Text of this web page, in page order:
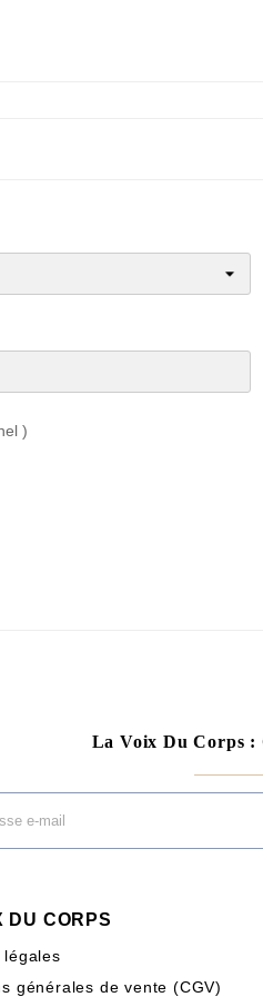
)
La Voix Du Corps :
DU CORPS
légales
générales de vente (CGV)